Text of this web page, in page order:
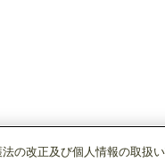
の改正及び個人情報の取扱